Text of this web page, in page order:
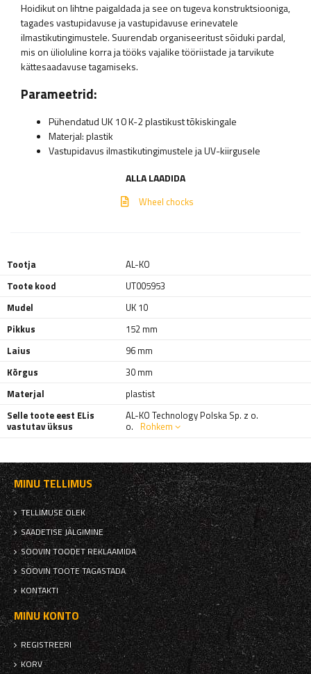
Hoidikut on lihtne paigaldada ja see on tugeva konstruktsiooniga,
tagades vastupidavuse ja vastupidavuse erinevatele
ilmastikutingimustele. Suurendab organiseeritust sõiduki pardal,
mis on ülioluline korra ja tööks vajalike tööriistade ja tarvikute
kättesaadavuse tagamiseks.
Parameetrid:
Pühendatud UK 10 K-2 plastikust tõkiskingale
Materjal: plastik
Vastupidavus ilmastikutingimustele ja UV-kiirgusele
ALLA LAADIDA
Wheel chocks
Tootja
AL-KO
Toote kood
UT005953
Mudel
UK 10
Pikkus
152 mm
Laius
96 mm
Kõrgus
30 mm
Materjal
plastist
Selle toote eest ELis
vastutav üksus
AL-KO Technology Polska Sp. z o.
o. Rohkem
MINU TELLIMUS
TELLIMUSE OLEK
SAADETISE JÄLGIMINE
SOOVIN TOODET REKLAAMIDA
SOOVIN TOOTE TAGASTADA
KONTAKTI
MINU KONTO
REGISTREERI
KORV